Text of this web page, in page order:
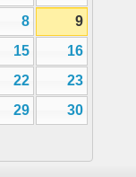
8
9
15
16
22
23
29
30